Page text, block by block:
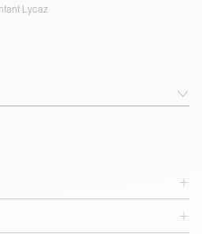
Lycaz